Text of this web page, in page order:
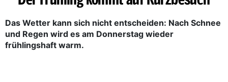
Das Wetter kann sich nicht entscheiden: Nach Schnee
und Regen wird es am Donnerstag wieder
frühlingshaft warm.